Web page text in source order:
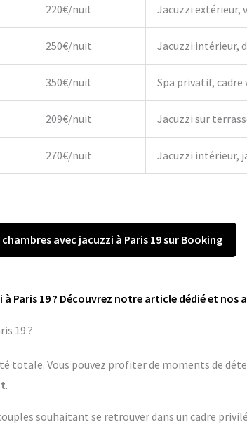
220€/nuit Jacuzzi extérieur,
250€/nuit Jacuzzi intérieur,
350€/nuit Spa privatif,
209€/nuit Jacuzzi sur
270€/nuit Jacuzzi intérieur,
avec jacuzzi à Paris 19 sur Booking
Paris 19 ? Découvrez notre article dédié et nos
19 ?
totale. Vous pouvez profiter de moments de
.
souhaitant se retrouver dans un cadre